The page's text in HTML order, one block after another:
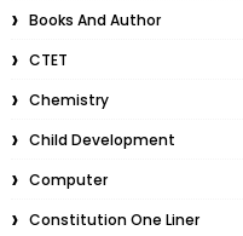
Books And Author
CTET
Chemistry
Child Development
Computer
Constitution One Liner